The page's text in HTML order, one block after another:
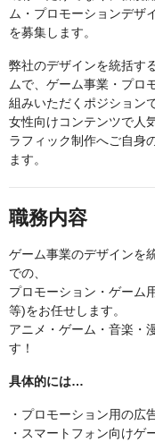
ム・プロモーションデザ
を募集します。
弊社のデザインを統括す
ムで、ゲーム事業・プロ
組みいただくポジション
女性向けコンテンツで人
ラフィック制作へご自身
ます。
職務内容
ゲーム事業のデザインを
での、
プロモーション・ゲーム
等)をお任せします。
アニメ・ゲーム・音楽・
す！
具体的には…
・プロモーション用の広
・スマートフォン向けゲ